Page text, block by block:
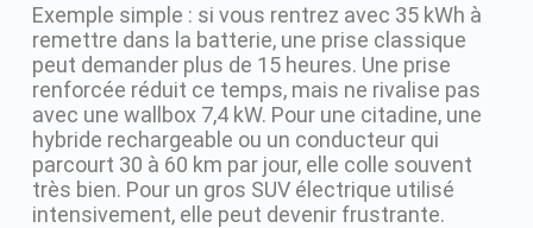
Exemple simple : si vous rentrez avec 35 kWh à
remettre dans la batterie, une prise classique
peut demander plus de 15 heures. Une prise
renforcée réduit ce temps, mais ne rivalise pas
avec une wallbox 7,4 kW. Pour une citadine, une
hybride rechargeable ou un conducteur qui
parcourt 30 à 60 km par jour, elle colle souvent
très bien. Pour un gros SUV électrique utilisé
intensivement, elle peut devenir frustrante.